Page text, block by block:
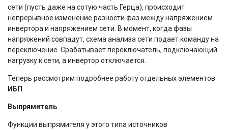
сети (пусть даже на сотую часть Герца), происходит
непрерывное изменение разности фаз между напряжением
инвертора и напряжением сети. В момент, когда фазы
напряжений совпадут, схема анализа сети подает команду на
переключение. Срабатывает переключатель, подключающий
нагрузку к сети, а инвертор отключается.
Теперь рассмотрим подробнее работу отдельных элементов
ИБП
Выпрямитель
Функции выпрямителя у этого типа источников